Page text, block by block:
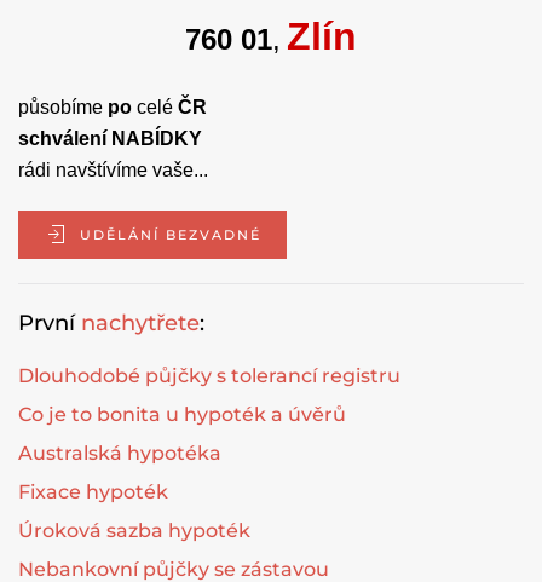
760 01, Zlín
působíme po celé ČR
schválení NABÍDKY
rádi navštívíme vaše...
UDĚLÁNÍ BEZVADNÉ
Prvnínachytřete:
Dlouhodobé půjčky s tolerancí registru
Co je to bonita u hypoték a úvěrů
Australská hypotéka
Fixace hypoték
Úroková sazba hypoték
Nebankovní půjčky se zástavou